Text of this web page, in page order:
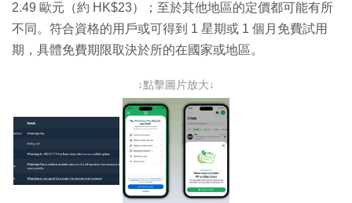
2.49 歐元（約 HK$23）；至於其他地區的定價都可能有所
不同。符合資格的用戶或可得到 1 星期或 1 個月免費試用
期，具體免費期限取決於所的在國家或地區。
↓點擊圖片放大↓